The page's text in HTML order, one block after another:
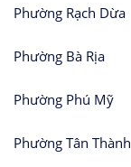
Phường Rạch Dừa
Phường Bà Rịa
Phường Phú Mỹ
Phường Tân Thành